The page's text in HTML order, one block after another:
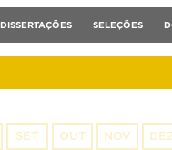
DISSERTAÇÕES SELEÇÕES
SET OUT NOV